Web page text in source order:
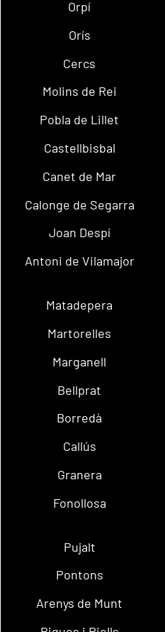
Orpí
Orís
Cercs
Molins de Rei
Pobla de Lillet
Castellbisbal
Canet de Mar
Calonge de Segarra
Joan Despí
Antoni de Vilamajor
Matadepera
Martorelles
Marganell
Bellprat
Borredà
Callús
Granera
Fonollosa
Pujalt
Pontons
Arenys de Munt